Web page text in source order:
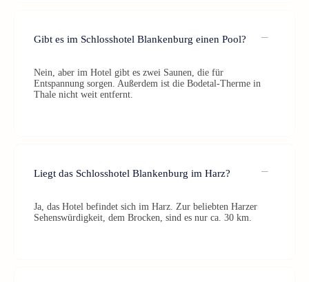
Gibt es im Schlosshotel Blankenburg einen Pool?
Nein, aber im Hotel gibt es zwei Saunen, die für
Entspannung sorgen. Außerdem ist die Bodetal-Therme in
Thale nicht weit entfernt.
Liegt das Schlosshotel Blankenburg im Harz?
Ja, das Hotel befindet sich im Harz. Zur beliebten Harzer
Sehenswürdigkeit, dem Brocken, sind es nur ca. 30 km.